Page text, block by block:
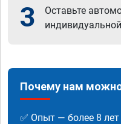
3
Оставьте
Почему нам
✅ Опыт — более 8